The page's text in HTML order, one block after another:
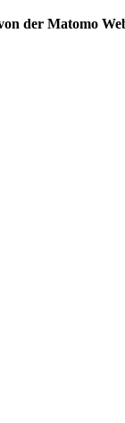
der Matomo